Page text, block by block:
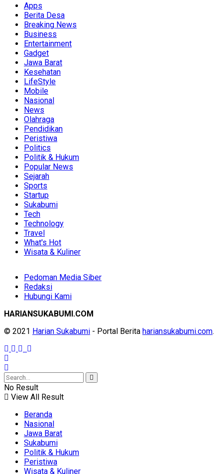
Apps
Berita Desa
Breaking News
Business
Entertainment
Gadget
Jawa Barat
Kesehatan
LifeStyle
Mobile
Nasional
News
Olahraga
Pendidikan
Peristiwa
Politics
Politik & Hukum
Popular News
Sejarah
Sports
Startup
Sukabumi
Tech
Technology
Travel
What's Hot
Wisata & Kuliner
Pedoman Media Siber
Redaksi
Hubungi Kami
HARIANSUKABUMI.COM
© 2021 Harian Sukabumi - Portal Berita hariansukabumi.com.
No Result
View All Result
Beranda
Nasional
Jawa Barat
Sukabumi
Politik & Hukum
Peristiwa
Wisata & Kuliner